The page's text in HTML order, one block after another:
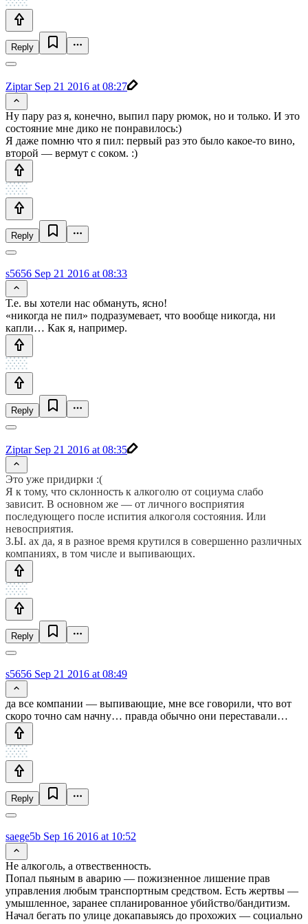
Reply
ZiptarSep 21 2016 at 08:27
Ну пару раз я, конечно, выпил пару рюмок, но и только. И это
состояние мне дико не понравилось:)
Я даже помню что я пил: первый раз это было какое-то вино,
второй — вермут с соком. :)
Reply
s5656 Sep 21 2016 at 08:33
Т.е. вы хотели нас обмануть, ясно!
«никогда не пил» подразумевает, что вообще никогда, ни
капли… Как я, например.
Reply
ZiptarSep 21 2016 at 08:35
Это уже придирки :(
Я к тому, что склонность к алкоголю от социума слабо
зависит. В основном же — от личного восприятия
последующего после испития алкоголя состояния. Или
невосприятия.
З.Ы. ах да, я в разное время крутился в совершенно различных
компаниях, в том числе и выпивающих.
Reply
s5656 Sep 21 2016 at 08:49
да все компании — выпивающие, мне все говорили, что вот
скоро точно сам начну… правда обычно они переставали…
Reply
saege5b Sep 16 2016 at 10:52
Не алкоголь, а отвественность.
Попал пьяным в аварию — пожизненное лишение прав
управления любым транспортным средством. Есть жертвы —
умышленное, заранее спланированное убийство/бандитизм.
Начал бегать по улице докапавыясь до прохожих — социально